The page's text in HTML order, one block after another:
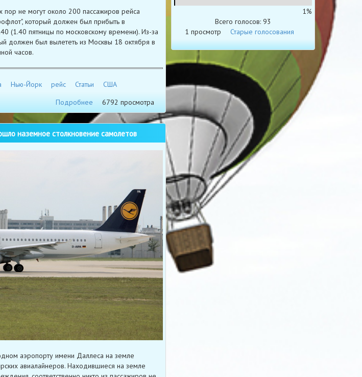
пор не могут около 200 пассажиров рейса
который должен был прибыть в
(1.40 пятницы по московскому времени). Из-за
должен был вылететь из Москвы 18 октября в
часов.
Нью-Йорк рейс Статьи
США
Подробнее
6792 просмотра
наземное столкновение самолетов
аэропорту имени Даллеса на земле
авиалайнеров. Находившиеся на земле
1%
Всего голосов: 93
1 просмотр
Старые голосования